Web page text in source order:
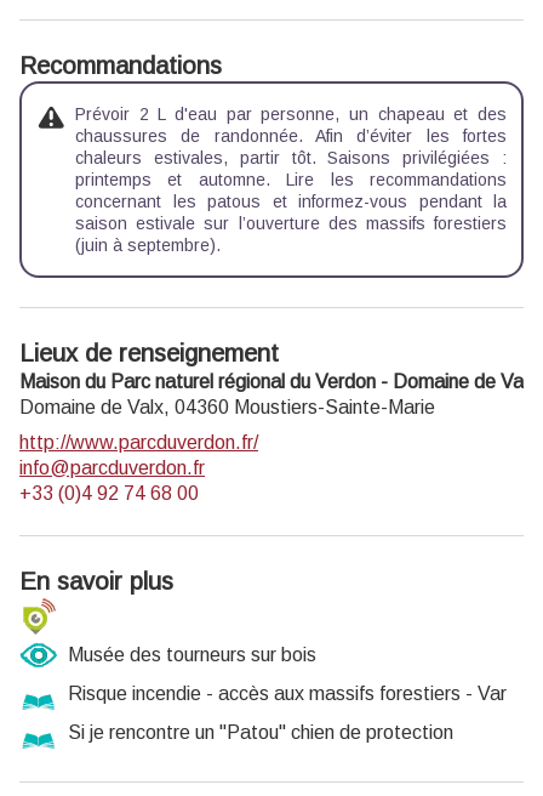
Recommandations
Prévoir 2 L d'eau par personne, un chapeau et des
chaussures de randonnée. Afin d’éviter les fortes
chaleurs estivales, partir tôt. Saisons privilégiées :
printemps et automne. Lire les recommandations
concernant les patous et informez-vous pendant la
saison estivale sur l’ouverture des massifs forestiers
(juin à septembre).
Lieux de renseignement
Maison du Parc naturel régional du Verdon - Domaine de Valx
Domaine de Valx, 04360 Moustiers-Sainte-Marie
http://www.parcduverdon.fr/
info@parcduverdon.fr
+33 (0)4 92 74 68 00
En savoir plus
Musée des tourneurs sur bois
Risque incendie - accès aux massifs forestiers - Var
Si je rencontre un "Patou" chien de protection